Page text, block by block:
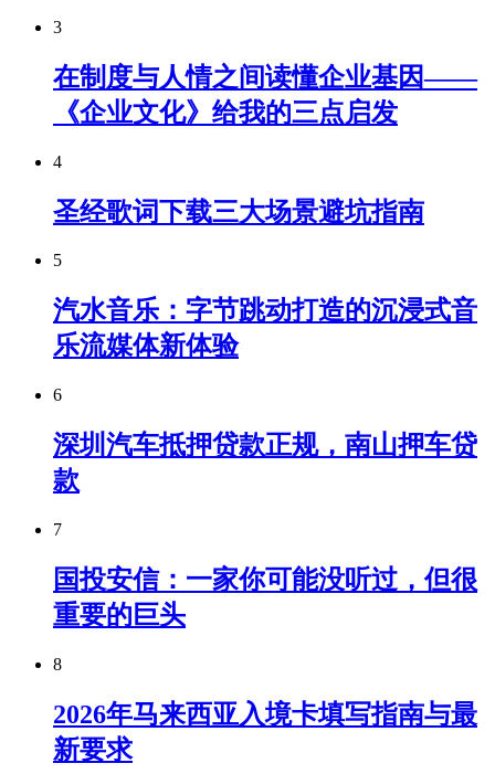
3
在制度与人情之间读懂企业基因——
《企业文化》给我的三点启发
4
圣经歌词下载三大场景避坑指南
5
汽水音乐：字节跳动打造的沉浸式音
乐流媒体新体验
6
深圳汽车抵押贷款正规，南山押车贷
款
7
国投安信：一家你可能没听过，但很
重要的巨头
8
2026年马来西亚入境卡填写指南与最
新要求